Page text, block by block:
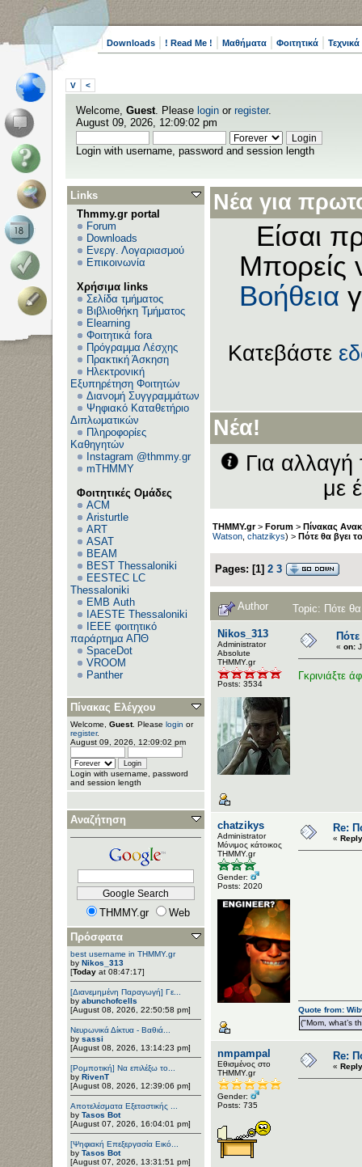
Downloads ! Read Me ! Μαθήματα Φοιτητικά
V <
Welcome, Guest. Please login or register.
August 09, 2026, 12:09:02 pm
Login with username, password and session length
Links
Thmmy.gr portal
Forum
Downloads
Ενεργ. Λογαριασμού
Επικοινωνία
Χρήσιμα links
Σελίδα τμήματος
Βιβλιοθήκη Τμήματος
Elearning
Φοιτητικά fora
Πρόγραμμα Λέσχης
Πρακτική Άσκηση
Ηλεκτρονική
Εξυπηρέτηση Φοιτητών
Διανομή Συγγραμμάτων
Ψηφιακό Καταθετήριο
Διπλωματικών
Πληροφορίες
Καθηγητών
Instagram @thmmy.gr
mTHMMY
Φοιτητικές Ομάδες
ACM
Aristurtle
ART
ASAT
BEAM
BEST Thessaloniki
EESTEC LC
Thessaloniki
EΜΒ Auth
IAESTE Thessaloniki
IEEE φοιτητικό
παράρτημα ΑΠΘ
SpaceDot
VROOM
Panther
Πίνακας Ελέγχου
Welcome, Guest. Please login or
register.
August 09, 2026, 12:09:02 pm
Login with username, password
and session length
Αναζήτηση
THMMY.gr
Web
Πρόσφατα
best username in THMMY.gr
by Nikos_313
[Today at 08:47:17]
[Διανεμημένη Παραγωγή] Γε...
by abunchofcells
[August 08, 2026, 22:50:58 pm]
Νευρωνικά Δίκτυα - Βαθιά...
by sassi
[August 08, 2026, 13:14:23 pm]
[Ρομποτική] Να επιλέξω το...
by RivenT
[August 08, 2026, 12:39:06 pm]
Αποτελέσματα Εξεταστικής ...
by Tasos Bot
[August 07, 2026, 16:04:01 pm]
[Ψηφιακή Επεξεργασία Εικό...
by Tasos Bot
[August 07, 2026, 13:31:51 pm]
Νέα για
Είσαι
Μπορείς
Βοήθεια
Κατεβάστε
Νέα!
Για
με
THMMY.gr> Forum > Πίνακας
Watson, chatzikys) > Πότε θα βγει
Pages: [1] 2 3
Author Topic: Πότε
Nikos_313
Administrator
Αbsolute
ΤΗΜΜΥ.gr
Posts: 3534
« on:
Γκρινιάξτε
chatzikys
Administrator
Μόνιμος κάτοικος
ΤΗΜΜΥ.gr
Gender:
Posts: 2020
Re:
«
Quote from:
("Mom, what’s
nmpampal
Εθισμένος στο
ΤΗΜΜΥ.gr
Gender:
Posts: 735
Re:
«